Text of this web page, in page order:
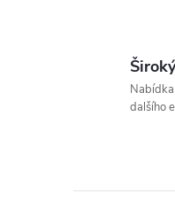
dalšího